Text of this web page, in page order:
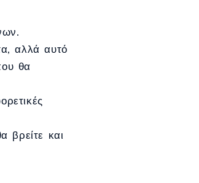
αλλά αυτό
θα
βρείτε και